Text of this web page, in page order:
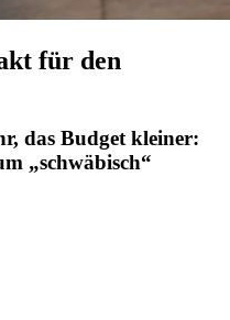
für den
das Budget kleiner:
„schwäbisch“